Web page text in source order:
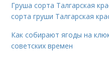
Груша сорта Талгарская
сорта груши Талгарская
Как собирают ягоды на
советских времен